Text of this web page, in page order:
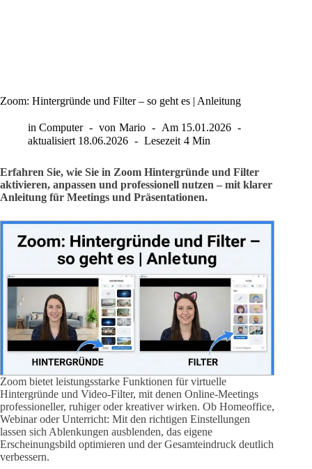
Zoom: Hintergründe und Filter – so geht es | Anleitung
in Computer von Mario Am 15.01.2026
aktualisiert 18.06.2026 Lesezeit 4 Min
Erfahren Sie, wie Sie in Zoom Hintergründe und Filter
aktivieren, anpassen und professionell nutzen – mit klarer
Anleitung für Meetings und Präsentationen.
Zoom bietet leistungsstarke Funktionen für virtuelle
Hintergründe und Video-Filter, mit denen Online-Meetings
professioneller, ruhiger oder kreativer wirken. Ob Homeoffice,
Webinar oder Unterricht: Mit den richtigen Einstellungen
lassen sich Ablenkungen ausblenden, das eigene
Erscheinungsbild optimieren und der Gesamteindruck deutlich
verbessern.